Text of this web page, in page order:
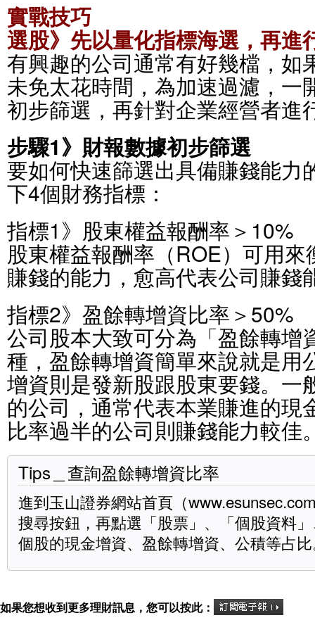
實戰技巧
選股》先以量化指標海選，再進
有興趣的公司通常有好幾檔，如
未免太花時間，為加速過濾，一
初步篩選，再針對企業經營者進
步驟1》財報數據初步篩選
要如何快速篩選出具備賺錢能力
下4個財務指標：
指標1》股東權益報酬率＞10%
股東權益報酬率（ROE）可用
賺錢的能力，愈高代表公司賺錢
指標2》盈餘轉增資比率＞50%
公司股本大致可分為「盈餘轉增
種，盈餘轉增資簡單來說就是用
增資則是發新股跟股東要錢。一
的公司，通常代表本業賺進的現
比率過半的公司則賺錢能力較佳
Tips＿查詢盈餘轉增資比率
進到玉山證券網站首頁（
搜尋按鈕，再點選「股票」、「個股資料
個股的現金增資、盈餘轉增資、公積等占
如果您想收到更多理財訊息，您可以按此：